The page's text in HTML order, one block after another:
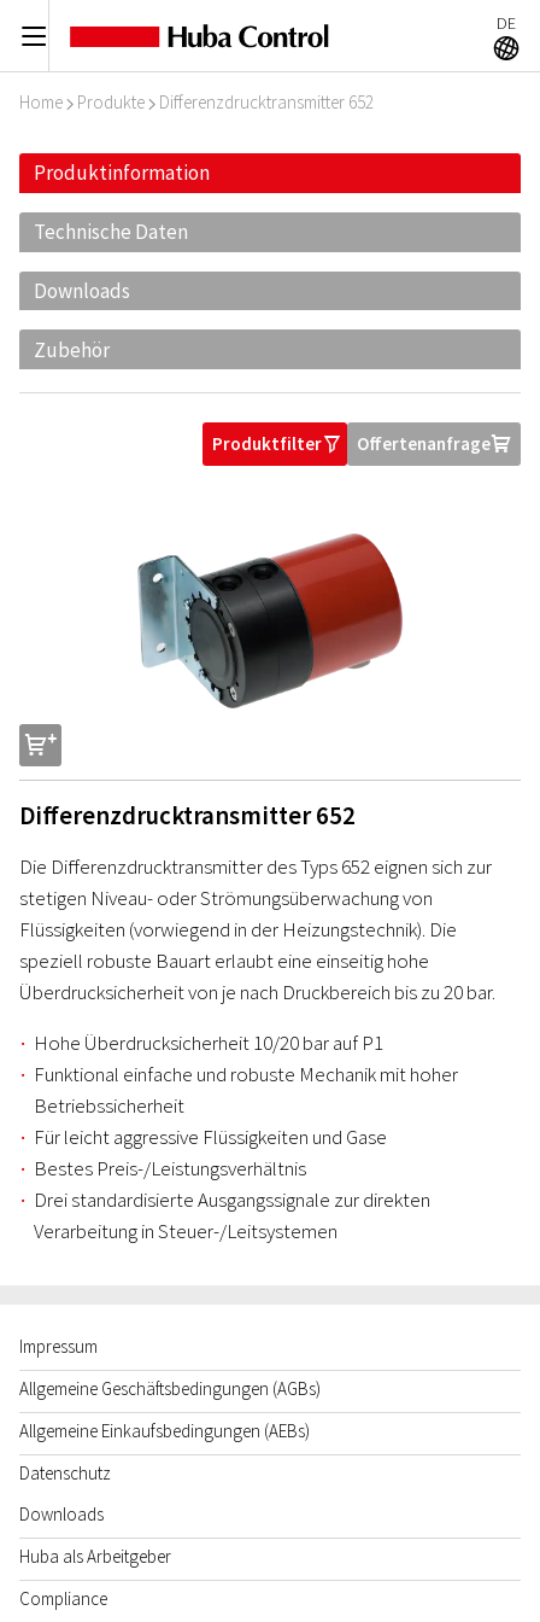
C DE
A
Home I Produkte I Differenzdrucktransmitter 652
Produktinformation
Technische Daten
Downloads
Zubehör
ProduktfilterO OffertenanfrageU
s
Differenzdrucktransmitter 652
Die Differenzdrucktransmitter des Typs 652 eignen sich zur
stetigen Niveau- oder Strömungsüberwachung von
Flüssigkeiten (vorwiegend in der Heizungstechnik). Die
speziell robuste Bauart erlaubt eine einseitig hohe
Überdrucksicherheit von je nach Druckbereich bis zu 20 bar.
Hohe Überdrucksicherheit 10/20 bar auf P1
Funktional einfache und robuste Mechanik mit hoher
Betriebssicherheit
Für leicht aggressive Flüssigkeiten und Gase
Bestes Preis-/Leistungsverhältnis
Drei standardisierte Ausgangssignale zur direkten
Verarbeitung in Steuer-/Leitsystemen
Impressum
Allgemeine Geschäftsbedingungen (AGBs)
Allgemeine Einkaufsbedingungen (AEBs)
Datenschutz
Downloads
Huba als Arbeitgeber
Compliance